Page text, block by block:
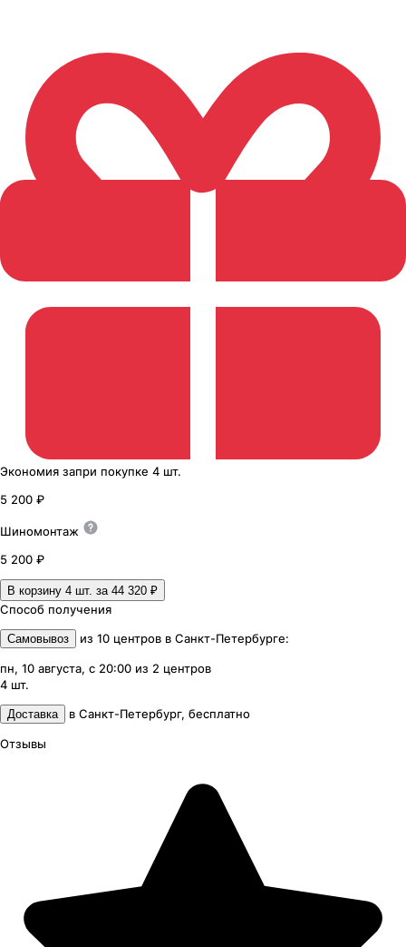
Экономия запри покупке 4 шт.
5 200 ₽
Шиномонтаж
5 200 ₽
В корзину 4 шт. за 44 320 ₽
Способ получения
Самовывоз из 10 центров в Санкт-Петербурге:
пн, 10 августа, с 20:00 из 2 центров
4 шт.
Доставка в Санкт-Петербург, бесплатно
Отзывы